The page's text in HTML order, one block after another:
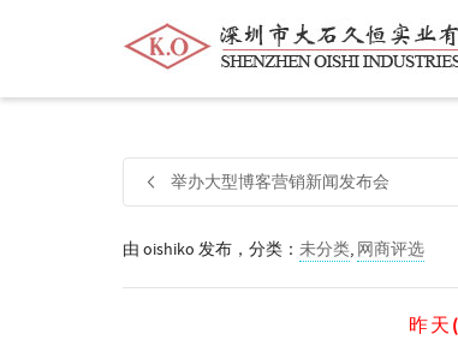
帮我查找新的衬衫尺码中号
举办大型博客营销新闻发布会
由 oishiko 发布，分类： 未分类, 网商评选
昨